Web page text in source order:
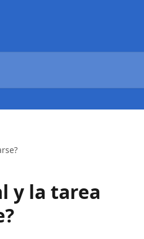
y la tarea